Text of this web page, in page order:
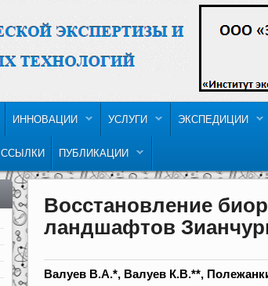
ИННОВАЦИИ УСЛУГИ ЭКСПЕДИЦИИ
ССЫЛКИ ПУБЛИКАЦИИ
Восстановление
ландшафтов
Валуев В.А.*, Валуев К.В.**,